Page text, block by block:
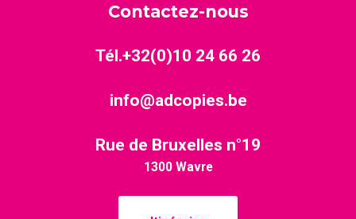
Contactez-nous
Tél.+32(0)10 24 66 26
info@adcopies.be
Rue de Bruxelles n°19
1300 Wavre